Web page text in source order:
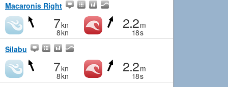
Macaronis Right
7kn
8kn
2.2m
18s
Silabu
7kn
8kn
2.2m
18s